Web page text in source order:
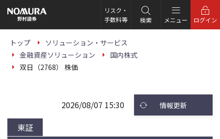
の
ー
リスク・
手数料等
検索 メニュー ログイン
トップ
ソリューション・サービス
金融資産ソリューション
国内株式
双日（2768） 株価
東証
2026/08/07 15:30 情報更新